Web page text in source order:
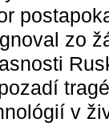
zo
v